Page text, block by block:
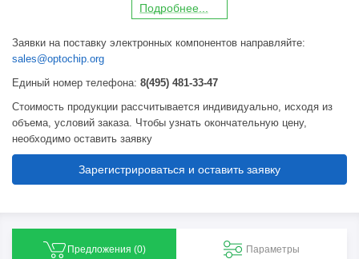
Подробнее...
Заявки на поставку электронных компонентов направляйте:
sales@optochip.org
Единый номер телефона: 8(495) 481-33-47
Стоимость продукции рассчитывается индивидуально, исходя из
объема, условий заказа. Чтобы узнать окончательную цену,
необходимо оставить заявку
Зарегистрироваться и оставить заявку
Предложения (0) Параметры